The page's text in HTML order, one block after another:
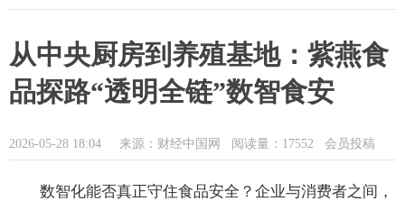
从中央厨房到养殖基地：紫燕食
品探路“透明全链”数智食安
2026-05-28 18:04 来源：财经中国网 阅读量：17552 会员投稿
数智化能否真正守住食品安全？企业与消费者之间，